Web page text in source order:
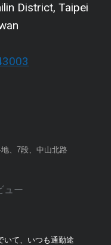
District, Taipei
、7段、中山北路
ュー
いて、いつも通勤途